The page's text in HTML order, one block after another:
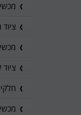
ציוד